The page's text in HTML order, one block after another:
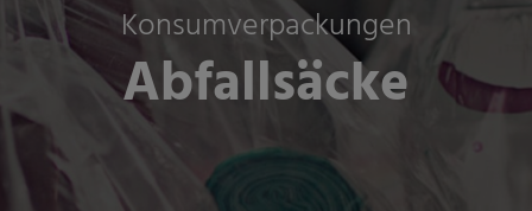
Konsumverpackungen
Abfallsäcke